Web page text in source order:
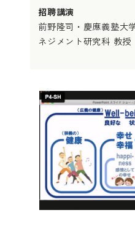
招聘講演
前野隆司・慶應義塾大
ネジメント研究科 教授